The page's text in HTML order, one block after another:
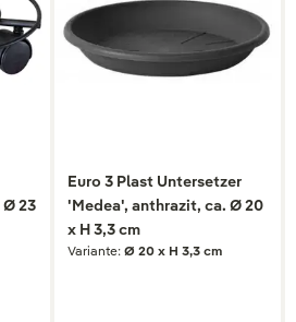
Ø 23
Euro 3 Plast Untersetzer
'Medea', anthrazit, ca. Ø 20
x H 3,3 cm
Variante: Ø 20 x H 3,3 cm